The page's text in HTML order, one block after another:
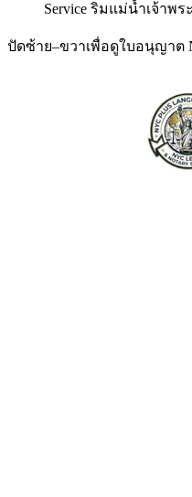
Service ริมแม่น้ำเจ้าพ
ปัดซ้าย–ขวาเพื่อดูใบอนุญาต